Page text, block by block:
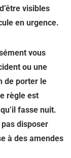
visibles
en urgence.
vous
ou une
de porter le
règle est
fasse nuit.
disposer
à des amendes